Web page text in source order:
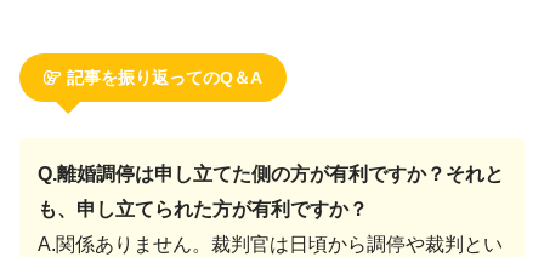
記事を振り返ってのQ＆A
Q.離婚調停は申し立てた側の方が有利ですか？それと
も、申し立てられた方が有利ですか？
A.関係ありません。裁判官は日頃から調停や裁判とい